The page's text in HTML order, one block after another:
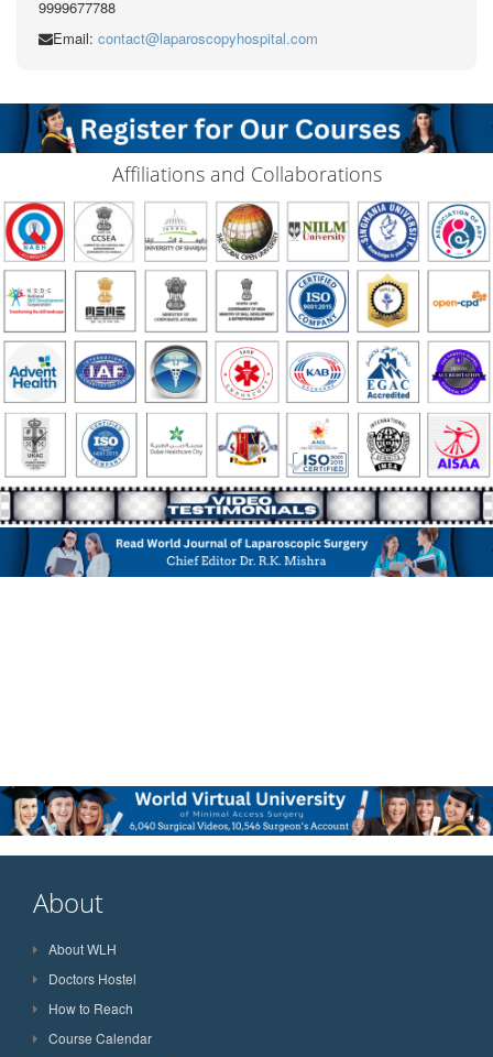
9999677788
Email: contact@laparoscopyhospital.com
Affiliations and Collaborations
About
About WLH
Doctors Hostel
How to Reach
Course Calendar